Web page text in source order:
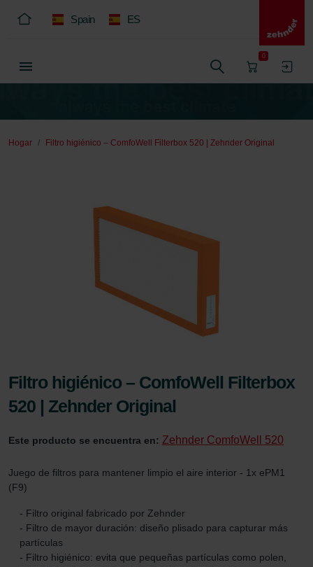
Spain ES
0
Hogar Filtro higiénico – ComfoWell Filterbox 520 | Zehnder Original
Filtro higiénico – ComfoWell Filterbox
520 | Zehnder Original
Este producto se encuentra en: Zehnder ComfoWell 520
Juego de filtros para mantener limpio el aire interior - 1x ePM1
(F9)
- Filtro original fabricado por Zehnder
- Filtro de mayor duración: diseño plisado para capturar más
partículas
- Filtro higiénico: evita que pequeñas partículas como polen,